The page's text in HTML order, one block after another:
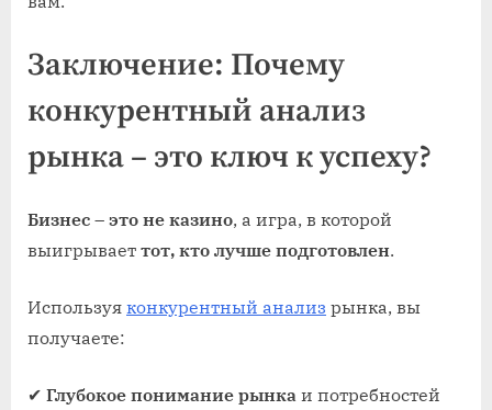
Заключение: Почему
конкурентный анализ
рынка – это ключ к успеху?
Бизнес – это не казино, а игра, в которой
выигрывает тот, кто лучше подготовлен.
Используя конкурентный анализ рынка, вы
получаете:
✔ Глубокое понимание рынка и потребностей